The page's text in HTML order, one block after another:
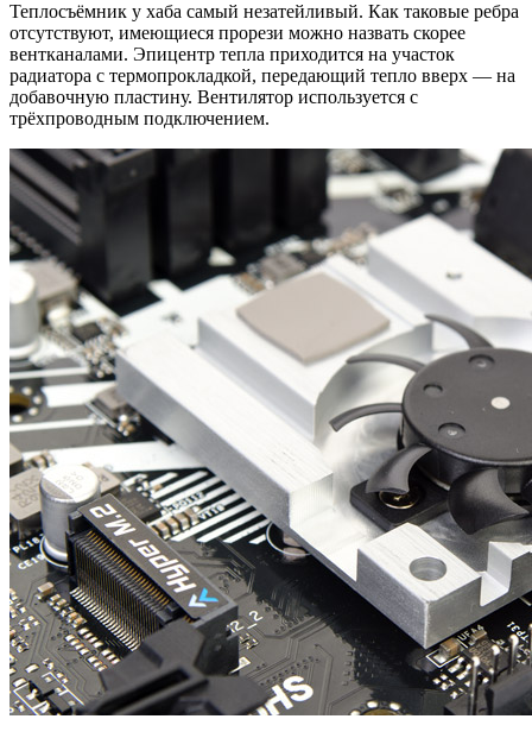
Теплосъёмник у хаба самый незатейливый. Как таковые ребра
отсутствуют, имеющиеся прорези можно назвать скорее
вентканалами. Эпицентр тепла приходится на участок
радиатора с термопрокладкой, передающий тепло вверх — на
добавочную пластину. Вентилятор используется с
трёхпроводным подключением.